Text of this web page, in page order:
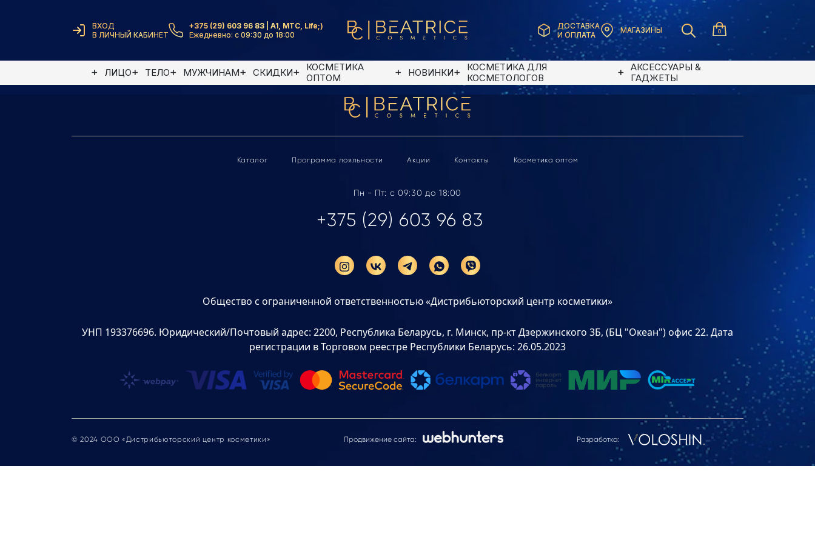
ВХОД
В ЛИЧНЫЙ КАБИНЕТ
+375 (29) 603 96 83 | A1, MTC, Life;)
Ежедневно: с 09:30 до 18:00
ДОСТАВКА
И ОПЛАТА
МАГАЗИНЫ 0
ЛИЦО ТЕЛО МУЖЧИНАМ СКИДКИ
КОСМЕТИКА
ОПТОМ
НОВИНКИ
КОСМЕТИКА ДЛЯ
КОСМЕТОЛОГОВ
АКСЕССУАРЫ &
ГАДЖЕТЫ
Элемент не найден
Каталог Программа лояльности Акции Контакты Косметика оптом
Пн - Пт: с 09:30 до 18:00
+375 (29) 603 96 83
Общество с ограниченной ответственностью «Дистрибьюторский центр косметики»
УНП 193376696. Юридический/Почтовый адрес: 2200, Республика Беларусь, г. Минск, пр-кт Дзержинского 3Б, (БЦ "Океан") офис 22. Дата
регистрации в Торговом реестре Республики Беларусь: 26.05.2023
© 2024 ООО «Дистрибьюторский центр косметики» Продвижение сайта: Разработка: